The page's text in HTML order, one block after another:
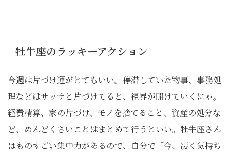
牡牛座のラッキーアクション
今週は片づけ運がとてもいい。停滞していた物事、事務処
理などはサッサと片づけてると、視界が開けていくにゃ。
経費精算、家の片づけ、モノを捨てること、資産の処分な
ど、めんどくさいことはまとめて行うといい。牡牛座さん
はものすごい集中力があるので、自分で「今、凄く気持ち